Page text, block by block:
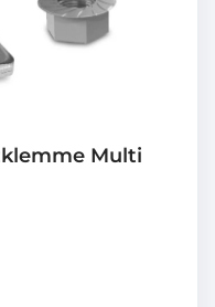
Multi